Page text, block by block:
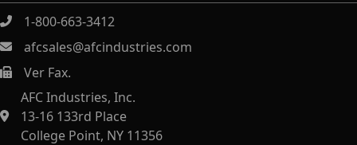
1-800-663-3412
afcsales@afcindustries.com
https://afcindustries.com/contact/#:~:text=Fax
Ver Fax.
AFC Industries, Inc.
13-16 133rd Place
College Point, NY 11356